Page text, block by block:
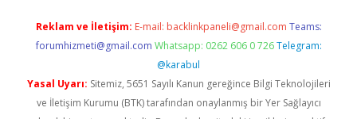
Reklam ve İletişim: E-mail: backlinkpaneli@gmail.com Teams:
forumhizmeti@gmail.com Whatsapp: 0262 606 0 726 Telegram:
@karabul
Yasal Uyarı: Sitemiz, 5651 Sayılı Kanun gereğince Bilgi Teknolojileri
ve İletişim Kurumu (BTK) tarafından onaylanmış bir Yer Sağlayıcı